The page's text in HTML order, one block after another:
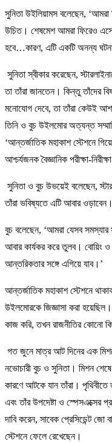
সুনিতা উইলিয়ামস বলেছেন,
উচিত। শেষমেশ আমরা ফিরেও
হবে…কারণ, এটি একটি অনন্য
সুনিতা স্বীকার করেছেন,
তা তাঁরা জানতেন। কিন্তু তাঁদের
মনোযোগ দেবে, তা তাঁরা কেউই
তিনি ও বুচ উইলমোর অত্যন্ত
‘আন্তর্জাতিক মহাকাশ স্টেশনে
আশ্চর্যজনক বৈজ্ঞানিক পরীক্ষা-
সুনিতা ও বুচ উভয়েই বলেছেন,
তাঁরা ভবিষ্যতে এটি আবার ওড়াবেন।
বুচ বলেছেন, ‘আমরা যেসব
আবার কার্যকর করে তুলব। বোয়িং
আন্তরিকতার সঙ্গে এগিয়ে যাব।’
আন্তর্জাতিক মহাকাশ স্টেশনে
উইলমোরকে জিজ্ঞাসা করা
কাজ করি, তখন রাজনীতির কোনো
গত জুনে মাত্র আট দিনের এক
নভোচারী বুচ ও সুনিতা। মিশন
কারণে আটকে যান তাঁরা।
এবং তাঁর উপদেষ্টা ও স্পেসএক্সের
দাবি করেন, সাবেক প্রেসিডেন্ট জো
স্টেশনে ফেলে রেখেছেন।